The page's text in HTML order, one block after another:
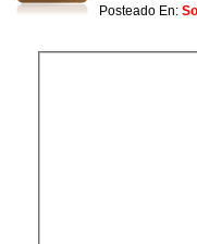
Posteado En: